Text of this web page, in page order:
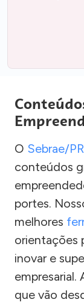
O Sebrae/PR
conteúdos
portes.
melhores
orientações
inovar e
empresarial.
que vão